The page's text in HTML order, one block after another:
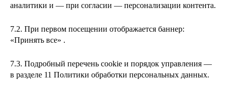
аналитики и — при согласии — персонализации контента.
7.2. При первом посещении отображается баннер:
«Принять все» .
7.3. Подробный перечень cookie и порядок управления —
в разделе 11 Политики обработки персональных данных.